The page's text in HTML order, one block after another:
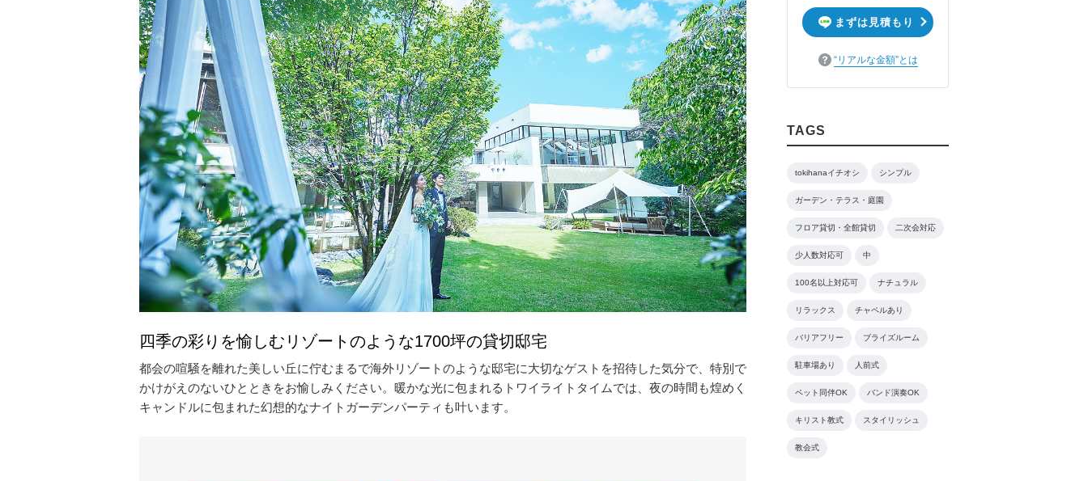
まずは見積もり
“リアルな金額”とは
TAGS
tokihanaイチオシ シンプル
ガーデン・テラス・庭園
フロア貸切・全館貸切 二次会対応
少人数対応可 中
100名以上対応可 ナチュラル
リラックス チャペルあり
バリアフリー ブライズルーム
駐車場あり 人前式
ペット同伴OK バンド演奏OK
キリスト教式 スタイリッシュ
教会式
四季の彩りを愉しむリゾートのような1700坪の貸切邸宅
都会の喧騒を離れた美しい丘に佇むまるで海外リゾートのような邸宅に大切なゲストを招待した気分で、特別で
かけがえのないひとときをお愉しみください。暖かな光に包まれるトワイライトタイムでは、夜の時間も煌めく
キャンドルに包まれた幻想的なナイトガーデンパーティも叶います。